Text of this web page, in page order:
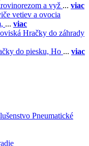
a vyž ... viac
vetiev a ovocia
... viac
Hračky do záhrady
do piesku, Ho ... viac
Pneumatické